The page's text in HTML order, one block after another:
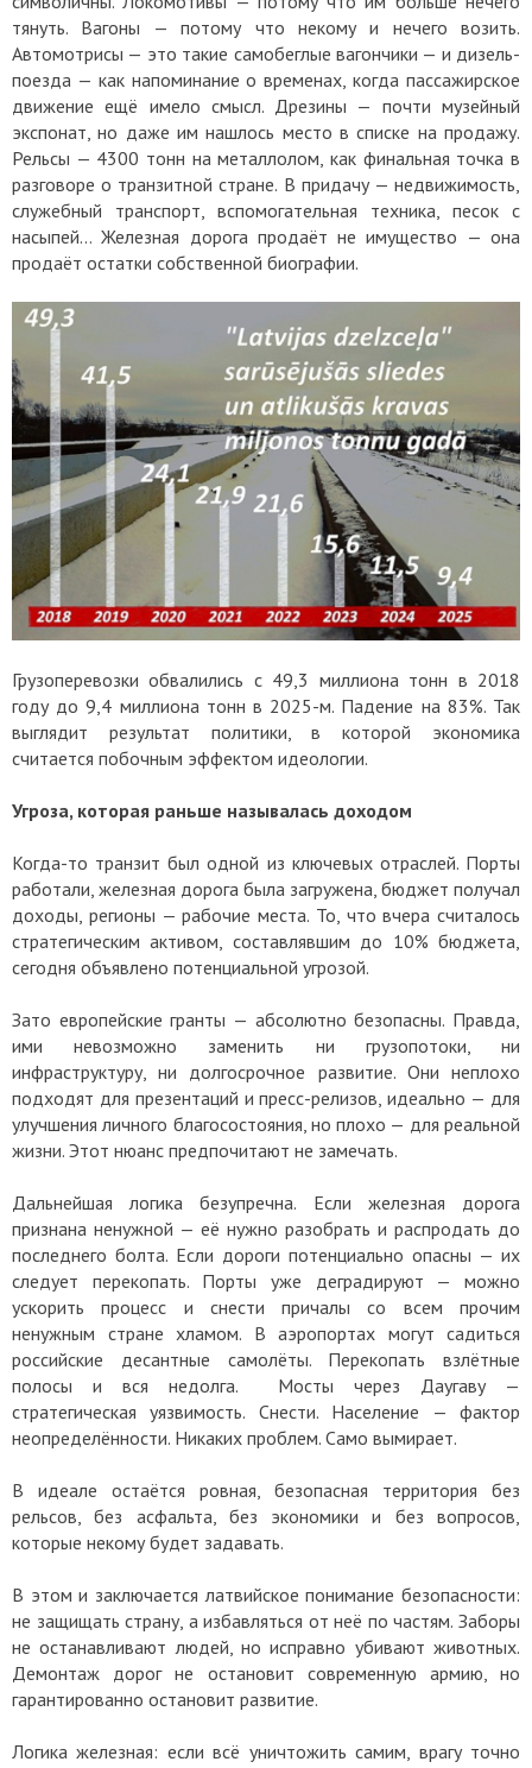
тянуть. Вагоны — потому что некому и нечего возить.
Автомотрисы — это такие самобеглые вагончики — и дизель-
поезда — как напоминание о временах, когда пассажирское
движение ещё имело смысл. Дрезины — почти музейный
экспонат, но даже им нашлось место в списке на продажу.
Рельсы — 4300 тонн на металлолом, как финальная точка в
разговоре о транзитной стране. В придачу — недвижимость,
служебный транспорт, вспомогательная техника, песок с
насыпей… Железная дорога продаёт не имущество — она
продаёт остатки собственной биографии.
Грузоперевозки обвалились с 49,3 миллиона тонн в 2018
году до 9,4 миллиона тонн в 2025-м. Падение на 83%. Так
выглядит результат политики, в которой экономика
считается побочным эффектом идеологии.
Угроза, которая раньше называлась доходом
Когда-то транзит был одной из ключевых отраслей. Порты
работали, железная дорога была загружена, бюджет получал
доходы, регионы — рабочие места. То, что вчера считалось
стратегическим активом, составлявшим до 10% бюджета,
сегодня объявлено потенциальной угрозой.
Зато европейские гранты — абсолютно безопасны. Правда,
ими невозможно заменить ни грузопотоки, ни
инфраструктуру, ни долгосрочное развитие. Они неплохо
подходят для презентаций и пресс-релизов, идеально — для
улучшения личного благосостояния, но плохо — для реальной
жизни. Этот нюанс предпочитают не замечать.
Дальнейшая логика безупречна. Если железная дорога
признана ненужной — её нужно разобрать и распродать до
последнего болта. Если дороги потенциально опасны — их
следует перекопать. Порты уже деградируют — можно
ускорить процесс и снести причалы со всем прочим
ненужным стране хламом. В аэропортах могут садиться
российские десантные самолёты. Перекопать взлётные
полосы и вся недолга. Мосты через Даугаву —
стратегическая уязвимость. Снести. Население — фактор
неопределённости. Никаких проблем. Само вымирает.
В идеале остаётся ровная, безопасная территория без
рельсов, без асфальта, без экономики и без вопросов,
которые некому будет задавать.
В этом и заключается латвийское понимание безопасности:
не защищать страну, а избавляться от неё по частям. Заборы
не останавливают людей, но исправно убивают животных.
Демонтаж дорог не остановит современную армию, но
гарантированно остановит развитие.
Логика железная: если всё уничтожить самим, врагу точно